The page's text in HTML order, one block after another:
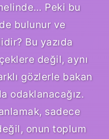
Peki bu
bulunur ve
Bu yazıda
değil, aynı
gözlerle bakan
odaklanacağız.
sadece
onun toplum